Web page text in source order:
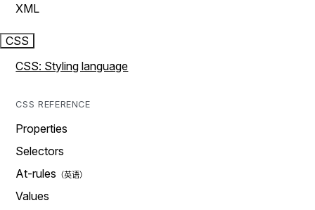
XML
CSS
CSS: Styling language
CSS REFERENCE
Properties
Selectors
At-rules
Values